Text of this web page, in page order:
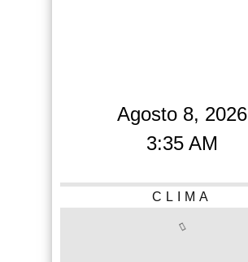
Agosto 8, 2026
3:35 AM
CLIMA